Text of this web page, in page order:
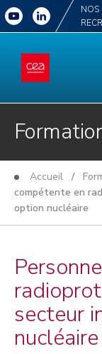
NOS
Accueil /
compétente en
option nucléaire
secteur
nucléaire